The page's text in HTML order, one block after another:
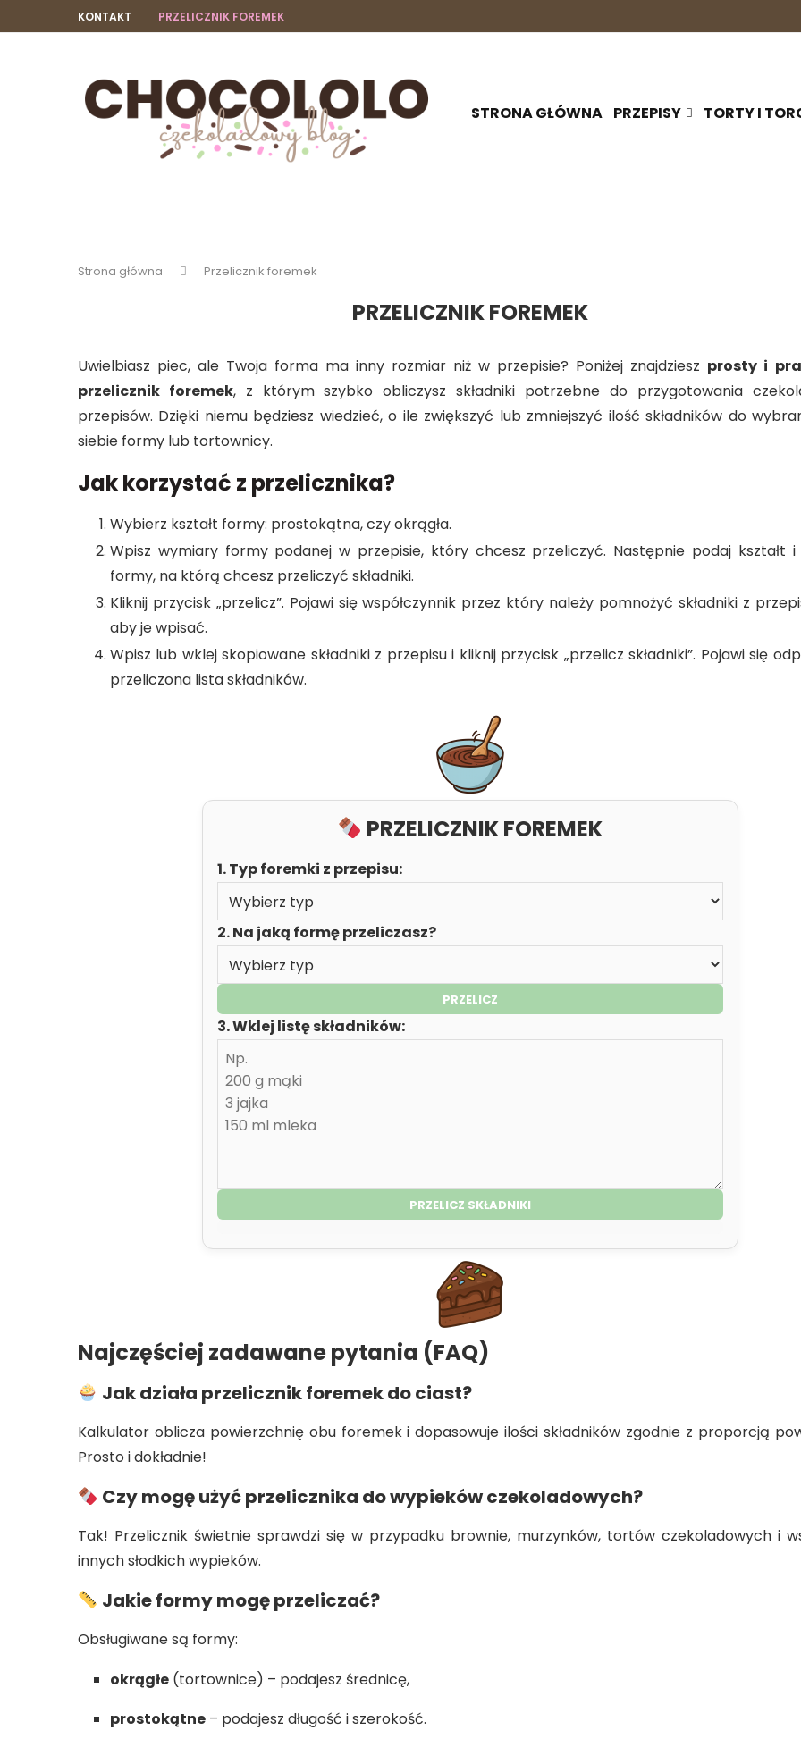
KONTAKT PRZELICZNIK FOREMEK
STRONA GŁÓWNA PRZEPISY TORTY I
Strona główna Przelicznik foremek
PRZELICZNIK FOREMEK
Uwielbiasz piec, ale Twoja forma ma inny rozmiar niż w przepisie? Poniżej znajdziesz prosty i
przelicznik foremek, z którym szybko obliczysz składniki potrzebne do przygotowania
przepisów. Dzięki niemu będziesz wiedzieć, o ile zwiększyć lub zmniejszyć ilość składników do
siebie formy lub tortownicy.
Jak korzystać z przelicznika?
Wybierz kształt formy: prostokątna, czy okrągła.
Wpisz wymiary formy podanej w przepisie, który chcesz przeliczyć. Następnie podaj kształt i
formy, na którą chcesz przeliczyć składniki.
Kliknij przycisk „przelicz”. Pojawi się współczynnik przez który należy pomnożyć składniki z
aby je wpisać.
Wpisz lub wklej skopiowane składniki z przepisu i kliknij przycisk „przelicz składniki”. Pojawi się
przeliczona lista składników.
PRZELICZNIK FOREMEK
1. Typ foremki z przepisu:
2. Na jaką formę przeliczasz?
PRZELICZ
3. Wklej listę składników:
PRZELICZ SKŁADNIKI
Najczęściej zadawane pytania (FAQ)
Jak działa przelicznik foremek do ciast?
Kalkulator oblicza powierzchnię obu foremek i dopasowuje ilości składników zgodnie z proporcją
Prosto i dokładnie!
Czy mogę użyć przelicznika do wypieków czekoladowych?
Tak! Przelicznik świetnie sprawdzi się w przypadku brownie, murzynków, tortów czekoladowych i
innych słodkich wypieków.
Jakie formy mogę przeliczać?
Obsługiwane są formy:
okrągłe (tortownice) – podajesz średnicę,
prostokątne – podajesz długość i szerokość.